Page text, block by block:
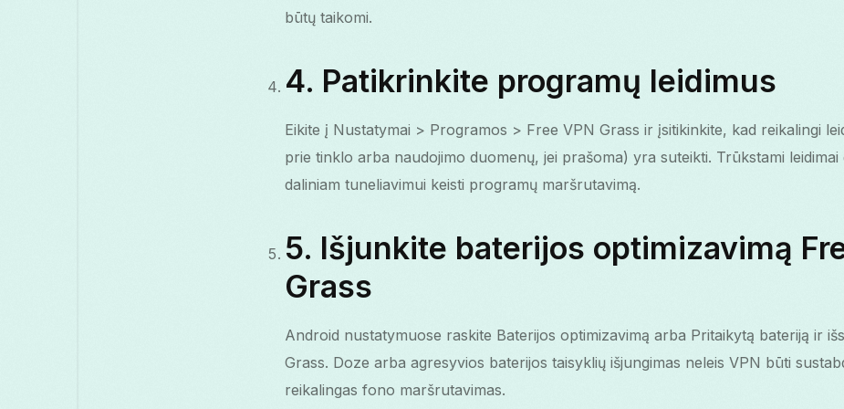
būtų taikomi.
4. Patikrinkite programų leidimus
Eikite į Nustatymai > Programos > Free VPN Grass ir įsitikinkite, kad reikalingi
prie tinklo arba naudojimo duomenų, jei prašoma) yra suteikti. Trūkstami leidimai
daliniam tuneliavimui keisti programų maršrutavimą.
5. Išjunkite baterijos optimizavimą
Grass
Android nustatymuose raskite Baterijos optimizavimą arba Pritaikytą bateriją ir
Grass. Doze arba agresyvios baterijos taisyklių išjungimas neleis VPN būti
reikalingas fono maršrutavimas.